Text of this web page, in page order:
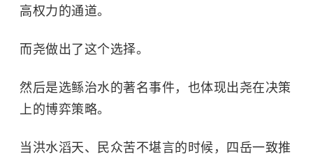
高权力的通道。
而尧做出了这个选择。
然后是选鲧治水的著名事件，也体现出尧在决策
上的博弈策略。
当洪水滔天、民众苦不堪言的时候，四岳一致推